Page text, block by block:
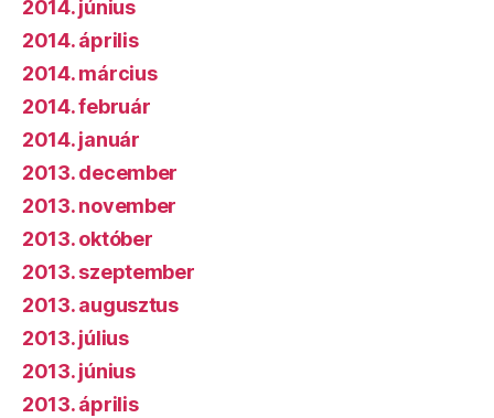
2014. június
2014. április
2014. március
2014. február
2014. január
2013. december
2013. november
2013. október
2013. szeptember
2013. augusztus
2013. július
2013. június
2013. április